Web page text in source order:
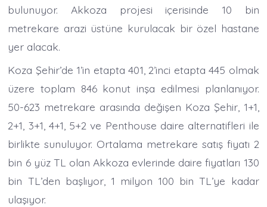
bulunuyor. Akkoza projesi içerisinde 10 bin
metrekare arazi üstüne kurulacak bir özel hastane
yer alacak.
Koza Şehir’de 1’in etapta 401, 2’inci etapta 445 olmak
üzere toplam 846 konut inşa edilmesi planlanıyor.
50-623 metrekare arasında değişen Koza Şehir, 1+1,
2+1, 3+1, 4+1, 5+2 ve Penthouse daire alternatifleri ile
birlikte sunuluyor. Ortalama metrekare satış fiyatı 2
bin 6 yüz TL olan Akkoza evlerinde daire fiyatları 130
bin TL’den başlıyor, 1 milyon 100 bin TL’ye kadar
ulaşıyor.